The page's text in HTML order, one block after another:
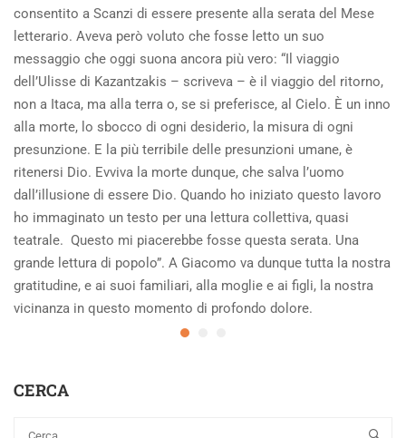
consentito a Scanzi di essere presente alla serata del Mese
letterario. Aveva però voluto che fosse letto un suo
messaggio che oggi suona ancora più vero: “Il viaggio
dell’Ulisse di Kazantzakis – scriveva – è il viaggio del ritorno,
non a Itaca, ma alla terra o, se si preferisce, al Cielo. È un inno
alla morte, lo sbocco di ogni desiderio, la misura di ogni
presunzione. E la più terribile delle presunzioni umane, è
ritenersi Dio. Evviva la morte dunque, che salva l’uomo
dall’illusione di essere Dio. Quando ho iniziato questo lavoro
ho immaginato un testo per una lettura collettiva, quasi
teatrale. Questo mi piacerebbe fosse questa serata. Una
grande lettura di popolo”. A Giacomo va dunque tutta la nostra
gratitudine, e ai suoi familiari, alla moglie e ai figli, la nostra
vicinanza in questo momento di profondo dolore.
CERCA